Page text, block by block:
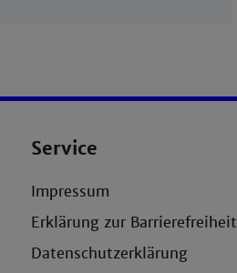
Service
Impressum
Erklärung zur Barrierefreiheit
Datenschutzerklärung